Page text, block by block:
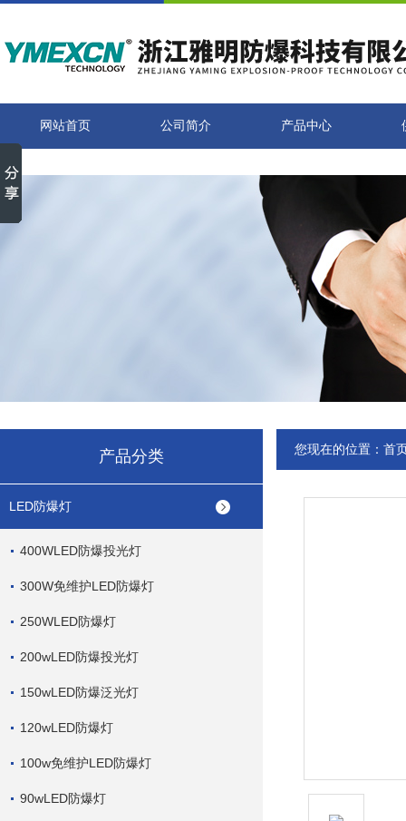
网站首页 公司简介 产品中心
产品分类
LED防爆灯
400WLED防爆投光灯
300W免维护LED防爆灯
250WLED防爆灯
200wLED防爆投光灯
150wLED防爆泛光灯
120wLED防爆灯
100w免维护LED防爆灯
90wLED防爆灯
您现在的位置： 首